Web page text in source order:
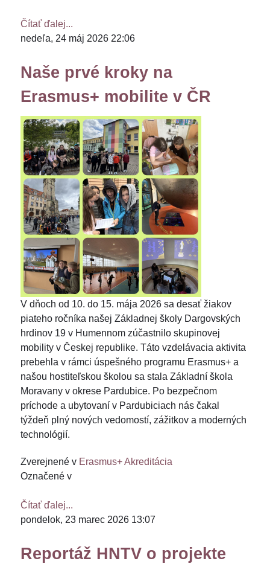
Čítať ďalej...
nedeľa, 24 máj 2026 22:06
Naše prvé kroky na
Erasmus+ mobilite v ČR
V dňoch od 10. do 15. mája 2026 sa desať žiakov
piateho ročníka našej Základnej školy Dargovských
hrdinov 19 v Humennom zúčastnilo skupinovej
mobility v Českej republike. Táto vzdelávacia aktivita
prebehla v rámci úspešného programu Erasmus+ a
našou hostiteľskou školou sa stala Základní škola
Moravany v okrese Pardubice. Po bezpečnom
príchode a ubytovaní v Pardubiciach nás čakal
týždeň plný nových vedomostí, zážitkov a moderných
technológií.
Zverejnené v Erasmus+ Akreditácia
Označené v
Čítať ďalej...
pondelok, 23 marec 2026 13:07
Reportáž HNTV o projekte